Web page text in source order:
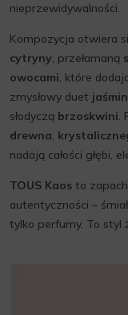
nieprzewidywalności.
Kompozycja otwiera
cytryny, przełamaną
owocami, które
zmysłowy duet
słodyczą brzoskwini.
drewna,
nadają całości głębi,
TOUS Kaos to
autentyczności –
tylko perfumy. To styl